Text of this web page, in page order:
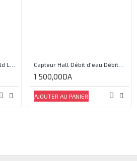
Capteur Hall Débit d'eau Débitmètre Contrôle 1-30L Eau / min 1.75MPa
1 500,00DA
AJOUTER AU PANIER